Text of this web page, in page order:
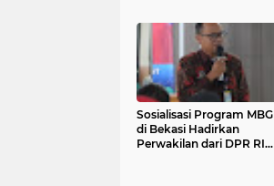
Sosialisasi Program MBG
di Bekasi Hadirkan
Perwakilan dari DPR RI